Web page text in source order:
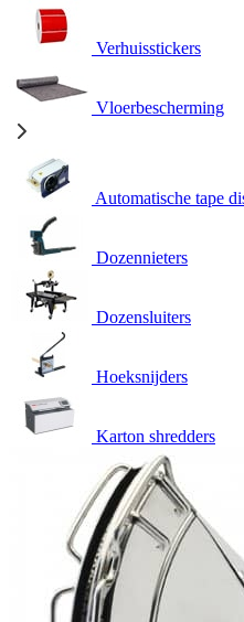
Verhuisstickers
Vloerbescherming
Automatische tape
Dozennieters
Dozensluiters
Hoeksnijders
Karton shredders